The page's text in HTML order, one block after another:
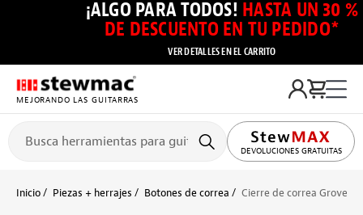
¡ALGO PARA TODOS! HASTA UN 30 %
DE DESCUENTO EN TU PEDIDO*
VER DETALLES EN EL CARRITO
MEJORANDO LAS GUITARRAS
DEVOLUCIONES GRATUITAS
Inicio Piezas + herrajes Botones de correa Cierre de correa Grover